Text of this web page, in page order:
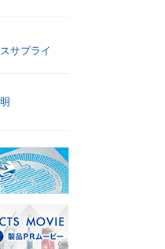
サプライ